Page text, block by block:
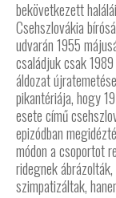
bekövetkezett
Csehszlovákia
udvarán 1955
családjuk csak
áldozat
pikantériája, hogy
esete című
epizódban
módon a csoportot
ridegnek
szimpatizáltak,